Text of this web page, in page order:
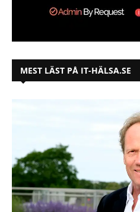
MEST LÄST PÅ IT-HÄLSA.SE